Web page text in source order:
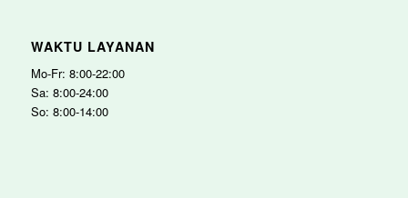
WAKTU LAYANAN
Mo-Fr: 8:00-22:00
Sa: 8:00-24:00
So: 8:00-14:00